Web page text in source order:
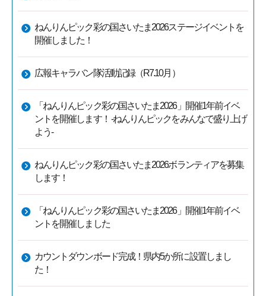
ねんりんピック彩の国さいたま2026ステージイベントを
開催しました！
広報キャラバン隊活動記録（R7.10月）
「ねんりんピック彩の国さいたま2026」開催1年前イベ
ントを開催します！ -ねんりんピックをみんなで盛り上げ
よう-
ねんりんピック彩の国さいたま2026ボランティアを募集
します！
「ねんりんピック彩の国さいたま2026」開催1年前イベ
ントを開催しました
カウントダウンボード完成！県内5か所に設置しまし
た！